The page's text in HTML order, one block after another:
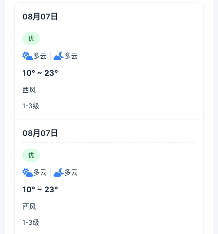
08月07日
优
多云 多云
10° ~ 23°
西风
1-3级
08月07日
优
多云 多云
10° ~ 23°
西风
1-3级